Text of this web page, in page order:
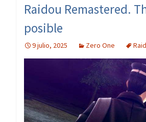
Raidou Remastered.
posible
9 julio, 2025 Zero One